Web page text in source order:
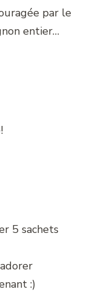
par le
entier…
5 sachets
:)